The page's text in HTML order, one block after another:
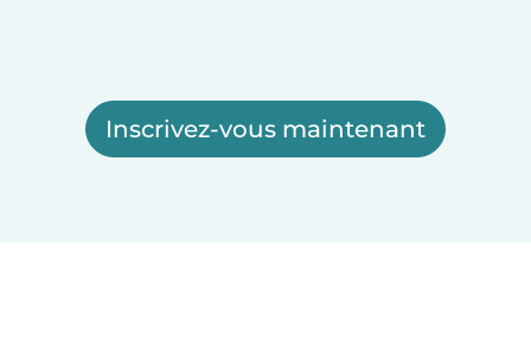
Inscrivez-vous maintenant